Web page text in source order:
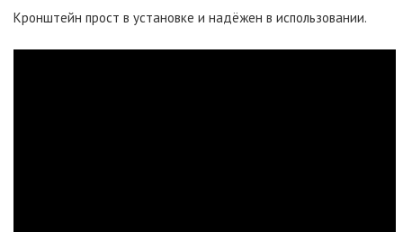
Кронштейн прост в установке и надёжен в использовании.